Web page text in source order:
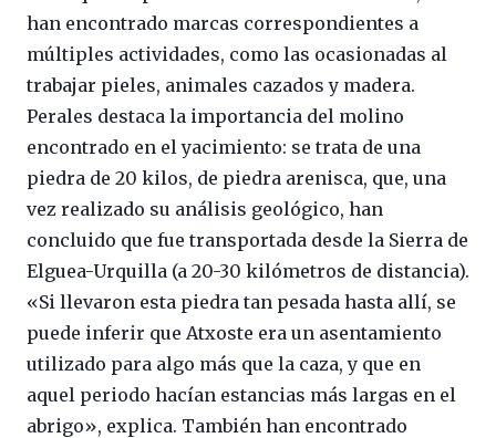
han encontrado marcas correspondientes a
múltiples actividades, como las ocasionadas al
trabajar pieles, animales cazados y madera.
Perales destaca la importancia del molino
encontrado en el yacimiento: se trata de una
piedra de 20 kilos, de piedra arenisca, que, una
vez realizado su análisis geológico, han
concluido que fue transportada desde la Sierra de
Elguea-Urquilla (a 20-30 kilómetros de distancia).
«Si llevaron esta piedra tan pesada hasta allí, se
puede inferir que Atxoste era un asentamiento
utilizado para algo más que la caza, y que en
aquel periodo hacían estancias más largas en el
abrigo», explica. También han encontrado